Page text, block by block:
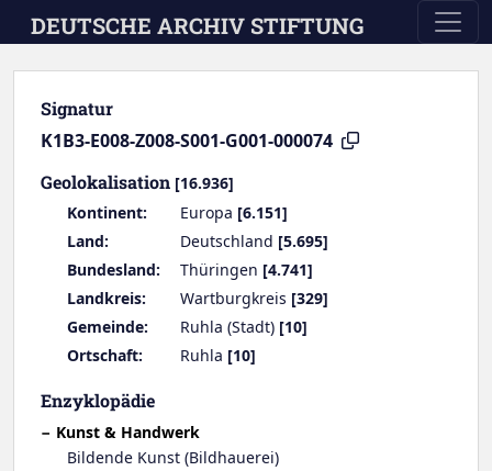
Skip to main content
DEUTSCHE ARCHIV STIFTUNG
Signatur
K1B3-E008-Z008-S001-G001-000074
Geolokalisation [16.936]
Kontinent:
Europa [6.151]
Land:
Deutschland [5.695]
Bundesland:
Thüringen [4.741]
Landkreis:
Wartburgkreis [329]
Gemeinde:
Ruhla (Stadt) [10]
Ortschaft:
Ruhla [10]
Enzyklopädie
Kunst & Handwerk
Bildende Kunst (Bildhauerei)